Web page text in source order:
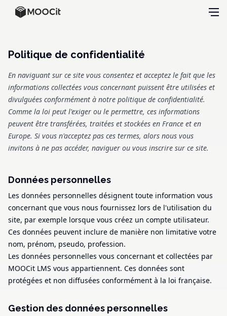
Politique de confidentialité
En naviguant sur ce site vous consentez et acceptez le fait que les
informations collectées vous concernant puissent être utilisées et
divulguées conformément à notre politique de confidentialité.
Comme la loi peut l'exiger ou le permettre, ces informations
peuvent être transférées, traitées et stockées en France et en
Europe. Si vous n'acceptez pas ces termes, alors nous vous
invitons à ne pas accéder, naviguer ou vous inscrire sur ce site.
Données personnelles
Les données personnelles désignent toute information vous
concernant que vous nous fournissez lors de l'utilisation du
site, par exemple lorsque vous créez un compte utilisateur.
Ces données peuvent inclure de manière non limitative votre
nom, prénom, pseudo, profession.
Les données personnelles vous concernant et collectées par
MOOCit LMS vous appartiennent. Ces données sont
protégées et non diffusées conformément à la loi française.
Gestion des données personnelles